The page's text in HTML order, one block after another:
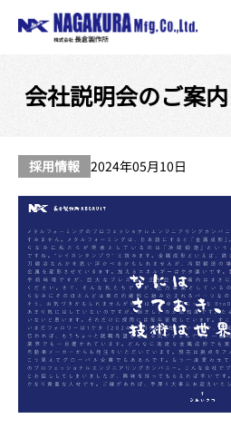
会社説明会のご案内
採用情報 2024年05月10日